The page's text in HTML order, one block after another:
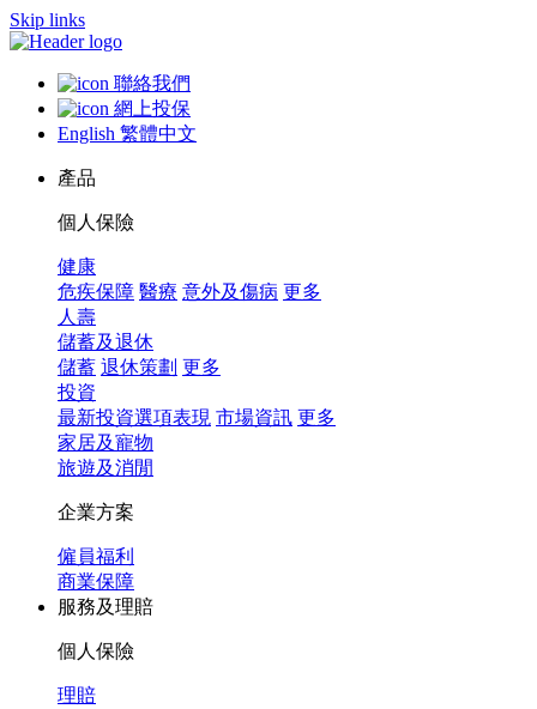
Skip links
聯絡我們
網上投保
English 繁體中文
產品
個人保險
健康
危疾保障 醫療 意外及傷病 更多
人壽
儲蓄及退休
儲蓄 退休策劃 更多
投資
最新投資選項表現 市場資訊 更多
家居及寵物
旅遊及消閒
企業方案
僱員福利
商業保障
服務及理賠
個人保險
理賠